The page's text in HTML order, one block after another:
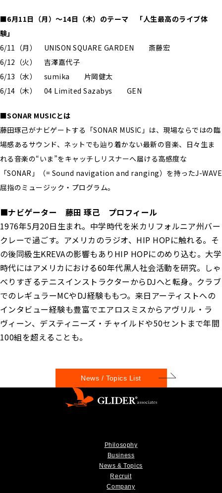
■6月11日（月）〜14日（木）のテーマ 「人生最高のライブ体
験」
6/11（月） UNISON SQUARE GARDEN 斎藤宏
6/12（火） 吉澤嘉代子
6/13（水） sumika 片岡健太
6/14（木） 04 Limited Sazabys GEN
■SONAR MUSICとは
藤田琢己がナビゲートする「SONAR MUSIC」は、現場ならではの臨
場感あるサウンド、ネットでも辿り着かない最新の音楽、日々生ま
れる音楽の“いま”をキャッチしリスナーへ届ける高感度な
「SONAR」（= Sound navigation and ranging）を持ったJ-WAVE
屈指のミュージック・プログラム。
■ナビゲーター 藤田 琢己 プロフィール
1976年5月20日生まれ。中学時代を米カリフォルニア州バー
クレーで過ごす。アメリカのラジオ、HIP HOPに触れる。そ
の後同級生KREVAの影響もありHIP HOPにのめり込む。大学
時代にはアメリカにおける60年代黒人社会活動を研究。しゃ
べりすぎるテニスインストラクターからDJへと転身。クラブ
でのレギュラーMCやDJ経験ももつ。来日アーティストへの
インタビュー経験も豊富でエアロスミスからアヴリル・ラ
ヴィーン、デスティニーズ・チャイルドや50セントまで年間
100組を超えることも。
News / Topics List
Philosophy
Business
News & Topics
Recruit
Company